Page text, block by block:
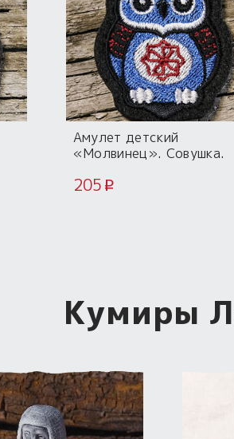
Амулет детский
«Молвинец». Совушка.
205 i
Кумиры